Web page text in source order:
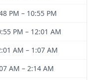
PM – 10:55 PM
PM – 12:01 AM
AM – 1:07 AM
AM – 2:14 AM